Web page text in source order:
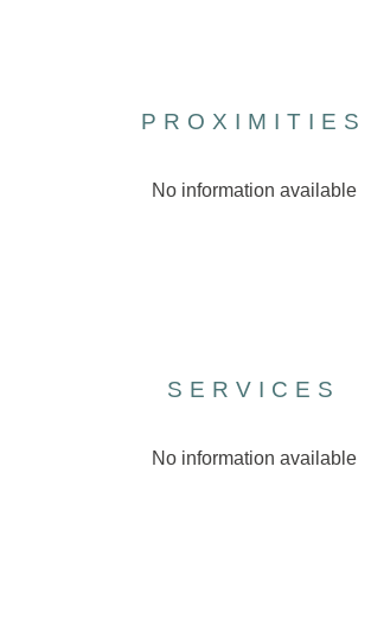
PROXIMITIES
No information available
SERVICES
No information available